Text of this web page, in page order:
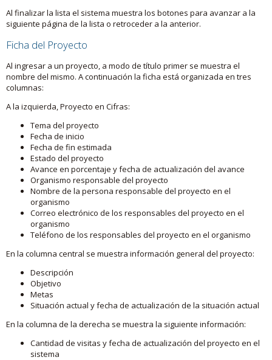
Al finalizar la lista el sistema muestra los botones para avanzar a la
siguiente página de la lista o retroceder a la anterior.
Ficha del Proyecto
Al ingresar a un proyecto, a modo de título primer se muestra el
nombre del mismo. A continuación la ficha está organizada en tres
columnas:
A la izquierda, Proyecto en Cifras:
Tema del proyecto
Fecha de inicio
Fecha de fin estimada
Estado del proyecto
Avance en porcentaje y fecha de actualización del avance
Organismo responsable del proyecto
Nombre de la persona responsable del proyecto en el
organismo
Correo electrónico de los responsables del proyecto en el
organismo
Teléfono de los responsables del proyecto en el organismo
En la columna central se muestra información general del proyecto:
Descripción
Objetivo
Metas
Situación actual y fecha de actualización de la situación actual
En la columna de la derecha se muestra la siguiente información:
Cantidad de visitas y fecha de actualización del proyecto en el
sistema